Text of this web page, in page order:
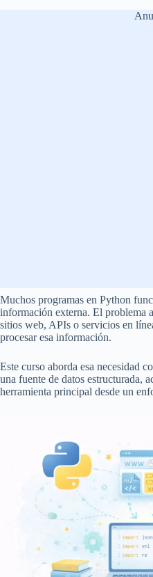
Muchos programas en Python
información externa. El problema
sitios web, APIs o servicios en
procesar esa información.
Este curso aborda esa necesidad
una fuente de datos estructurada,
herramienta principal desde un